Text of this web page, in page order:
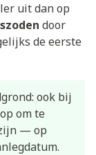
uit dan op
door
de eerste
ook bij
om te
— op